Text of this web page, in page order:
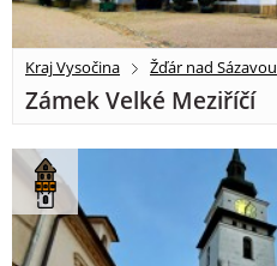
Kraj Vysočina Žďár nad Sázavou
Zámek Velké Meziříčí